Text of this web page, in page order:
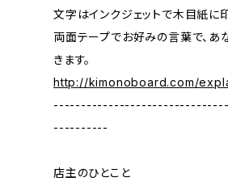
文字はインクジェットで木目紙に
両面テープでお好みの言葉で、あ
きます。
http://kimonoboard.com/
----------
店主のひとこと